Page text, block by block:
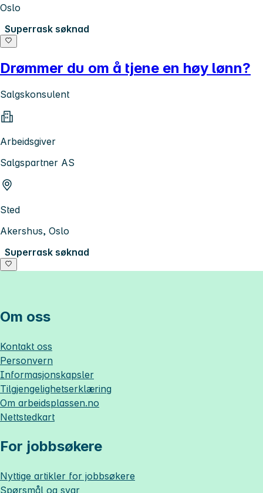
Oslo
Superrask søknad
Drømmer du om å tjene en høy lønn?
Salgskonsulent
Arbeidsgiver
Salgspartner AS
Sted
Akershus, Oslo
Superrask søknad
Om oss
Kontakt oss
Personvern
Informasjonskapsler
Tilgjengelighetserklæring
Om arbeidsplassen.no
Nettstedkart
For jobbsøkere
Nyttige artikler for jobbsøkere
Spørsmål og svar